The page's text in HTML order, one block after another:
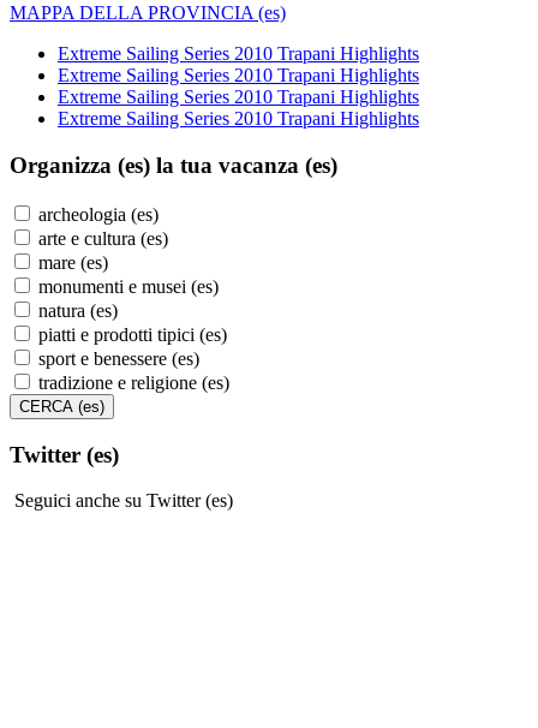
MAPPA DELLA PROVINCIA (es)
Extreme Sailing Series 2010 Trapani Highlights
Extreme Sailing Series 2010 Trapani Highlights
Extreme Sailing Series 2010 Trapani Highlights
Extreme Sailing Series 2010 Trapani Highlights
Organizza (es) la tua vacanza (es)
archeologia (es)
arte e cultura (es)
mare (es)
monumenti e musei (es)
natura (es)
piatti e prodotti tipici (es)
sport e benessere (es)
tradizione e religione (es)
Twitter (es)
Seguici anche su Twitter (es)